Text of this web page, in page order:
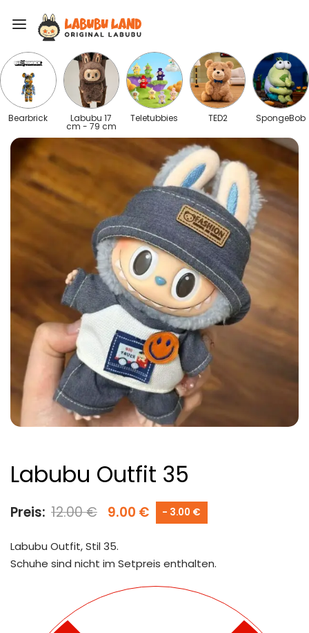
Bearbrick Labubu 17
cm - 79 cm
Teletubbies TED2 SpongeBob
Labubu Outfit 35
Preis: 12.00€ 9.00 € - 3.00 €
Labubu Outfit, Stil 35.
Schuhe sind nicht im Setpreis enthalten.